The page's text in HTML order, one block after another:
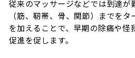
従来のマッサージなどでは到達が
（筋、靭帯、骨、関節）までを
を加えることで、早期の除痛や怪
促進を促します。